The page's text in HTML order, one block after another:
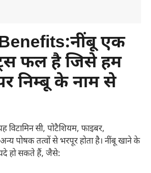
एक
फल है जिसे हम
निम्बू के नाम से
सी, पोटैशियम, फाइबर,
पोषक तत्वों से भरपूर होता है। नींबू खाने के
हो सकते हैं, जैसे: